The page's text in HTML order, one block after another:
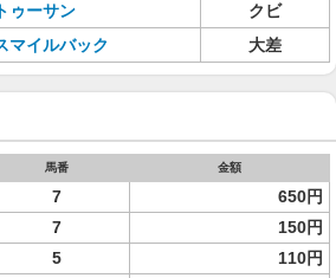
トゥーサン
クビ
マイルバック 大差
馬番 金額
7 650円
7
150円
5
110円